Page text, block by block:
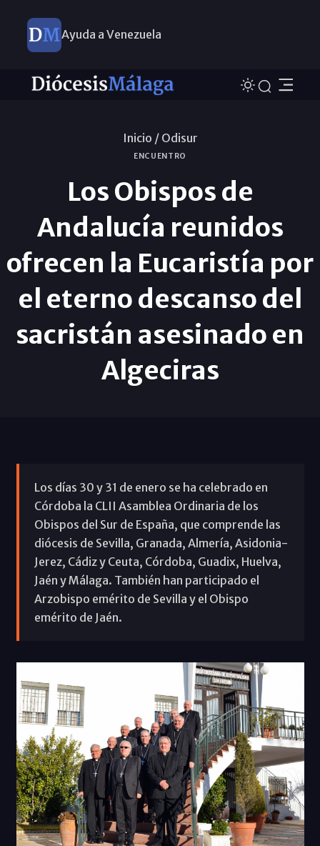
Ayuda a Venezuela
Inicio / Odisur
ENCUENTRO
Los Obispos de
Andalucía reunidos
ofrecen la Eucaristía por
el eterno descanso del
sacristán asesinado en
Algeciras
Los días 30 y 31 de enero se ha celebrado en
Córdoba la CLII Asamblea Ordinaria de los
Obispos del Sur de España, que comprende las
diócesis de Sevilla, Granada, Almería, Asidonia-
Jerez, Cádiz y Ceuta, Córdoba, Guadix, Huelva,
Jaén y Málaga. También han participado el
Arzobispo emérito de Sevilla y el Obispo
emérito de Jaén.